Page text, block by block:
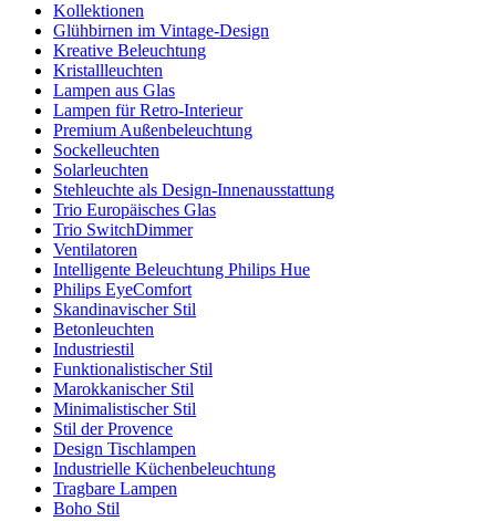
Kollektionen
Glühbirnen im Vintage-Design
Kreative Beleuchtung
Kristallleuchten
Lampen aus Glas
Lampen für Retro-Interieur
Premium Außenbeleuchtung
Sockelleuchten
Solarleuchten
Stehleuchte als Design-Innenausstattung
Trio Europäisches Glas
Trio SwitchDimmer
Ventilatoren
Intelligente Beleuchtung Philips Hue
Philips EyeComfort
Skandinavischer Stil
Betonleuchten
Industriestil
Funktionalistischer Stil
Marokkanischer Stil
Minimalistischer Stil
Stil der Provence
Design Tischlampen
Industrielle Küchenbeleuchtung
Tragbare Lampen
Boho Stil